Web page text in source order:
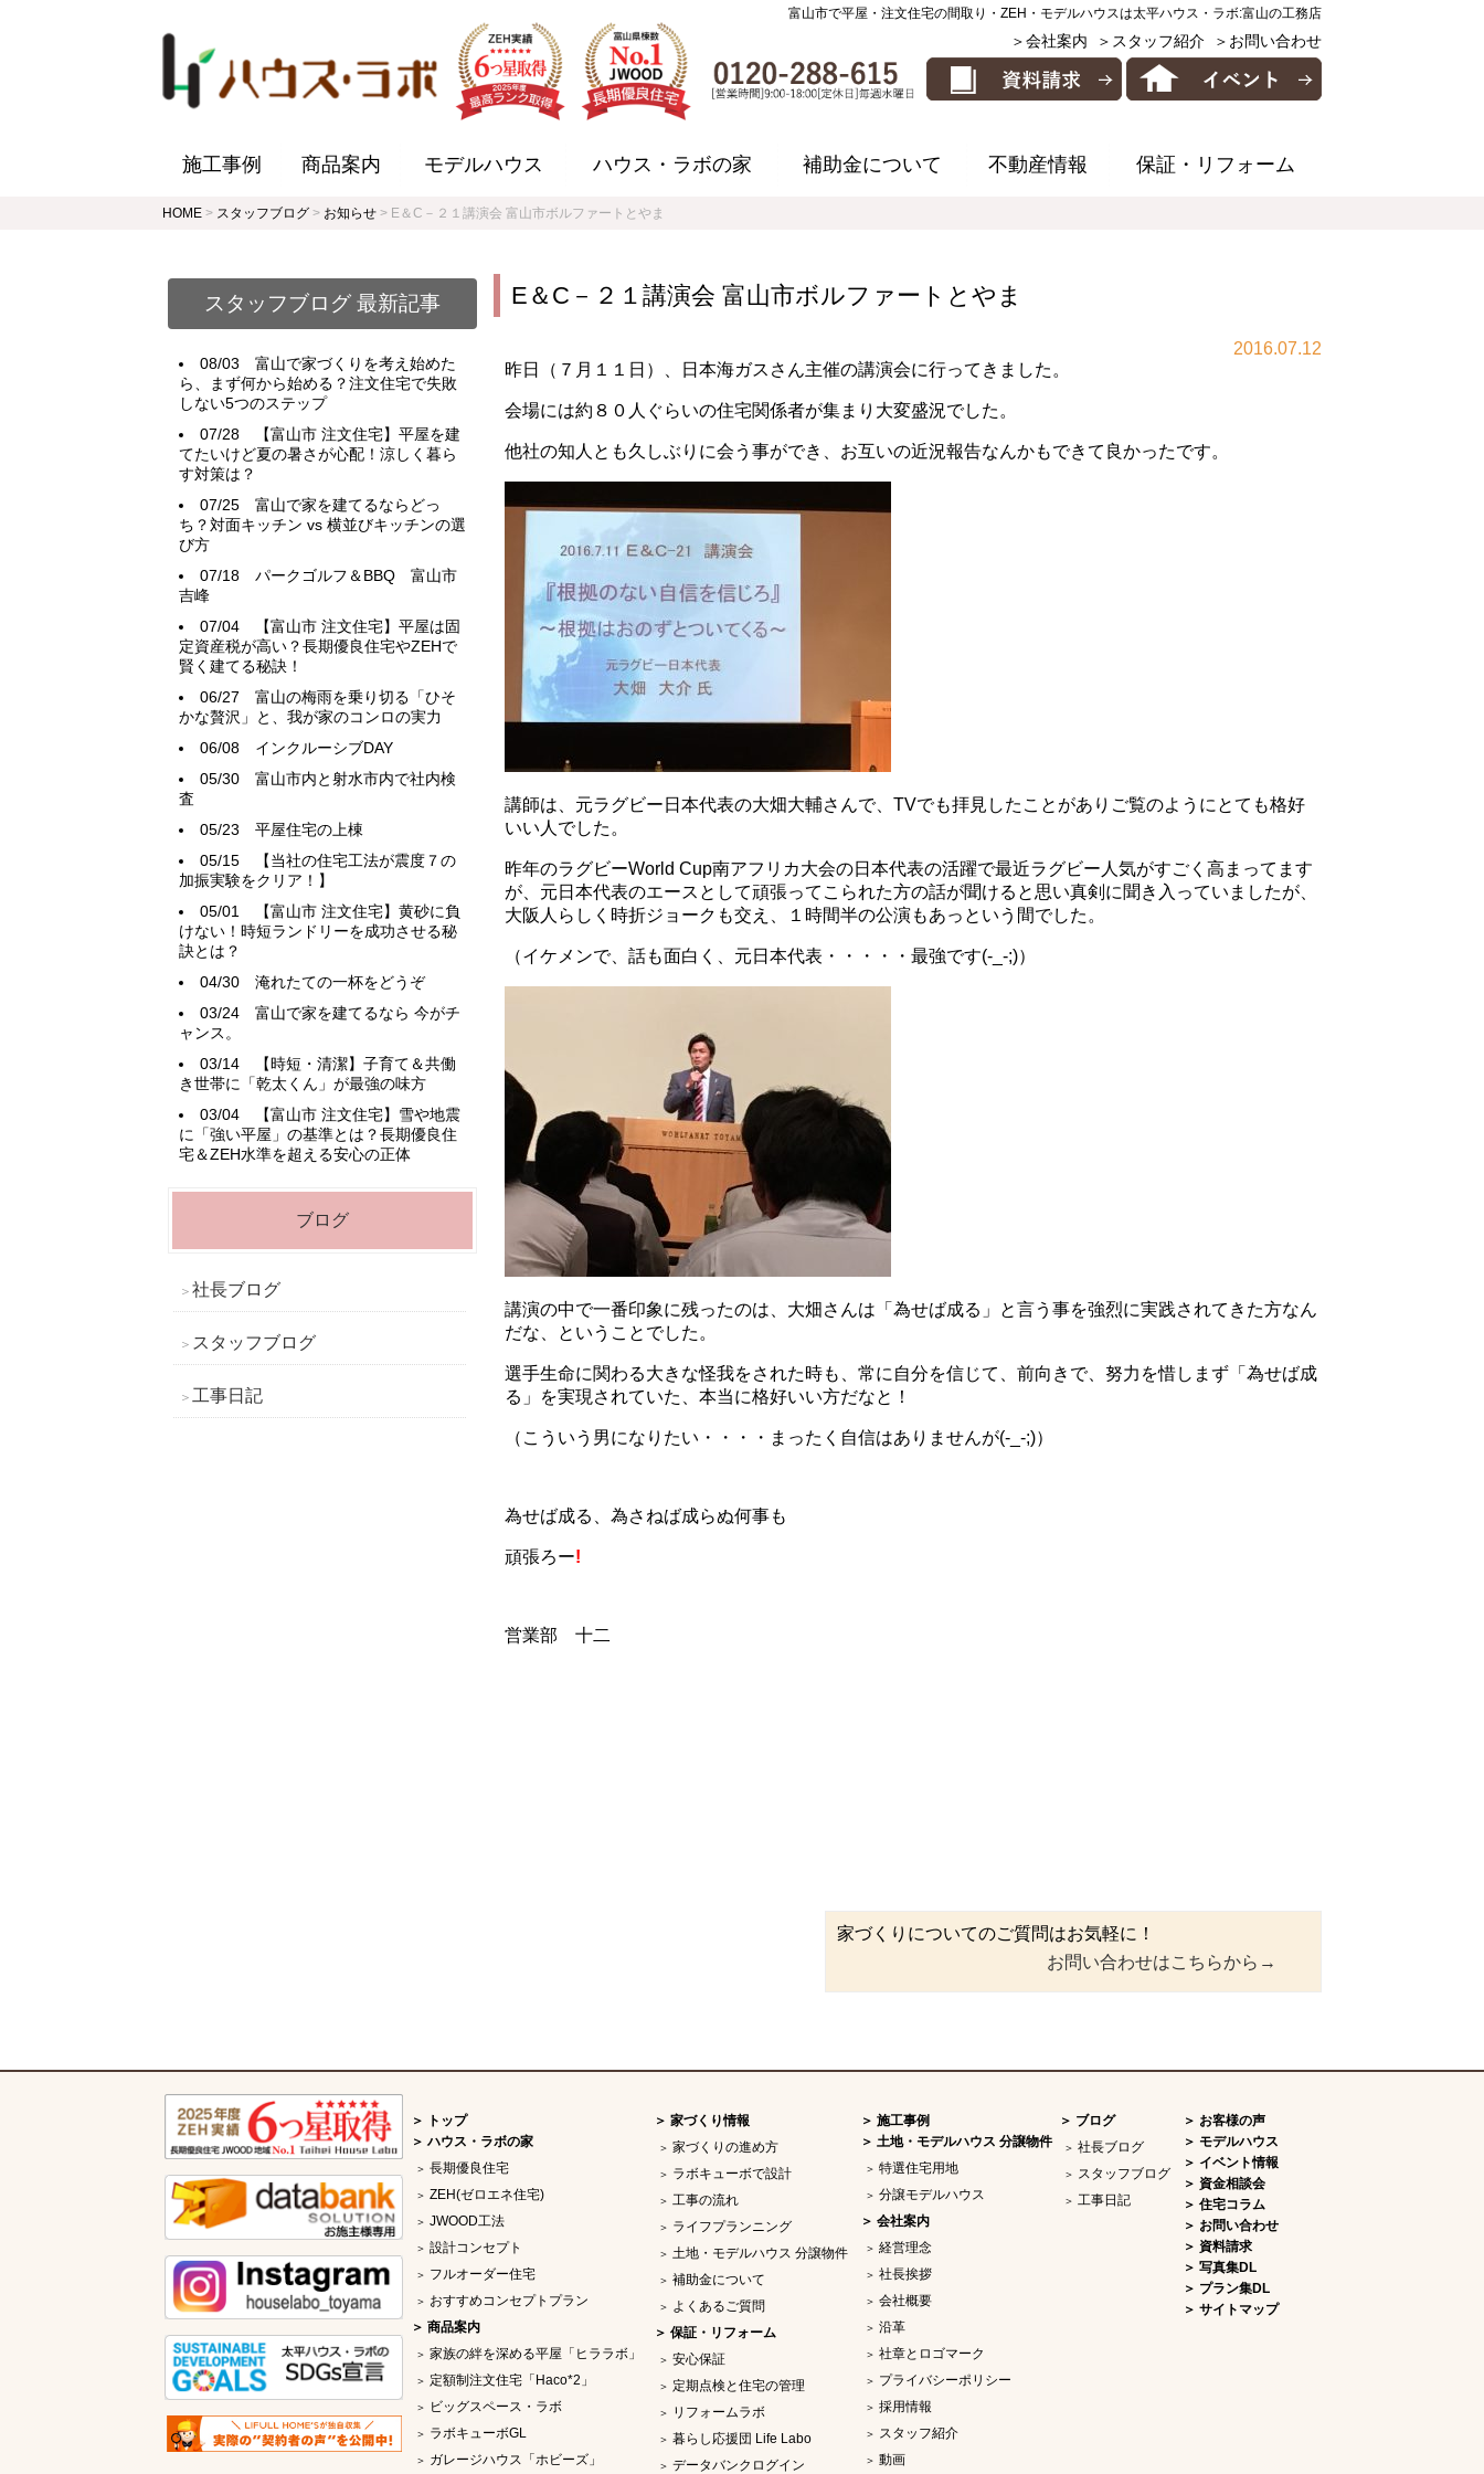
富山市で平屋・注文住宅の間取り・ZEH・モデルハウスは太平ハウス・ラボ:富山の工務店
＞会社案内 ＞スタッフ紹介 ＞お問い合わせ
施工事例 商品案内 モデルハウス ハウス・ラボの家 補助金について 不動産情報 保証・リフォーム
HOME > スタッフブログ > お知らせ > E＆C－２１講演会 富山市ボルファートとやま
E＆C－２１講演会 富山市ボルファートとやま
2016.07.12
昨日（７月１１日）、日本海ガスさん主催の講演会に行ってきました。
会場には約８０人ぐらいの住宅関係者が集まり大変盛況でした。
他社の知人とも久しぶりに会う事ができ、お互いの近況報告なんかもできて良かったです。
講師は、元ラグビー日本代表の大畑大輔さんで、TVでも拝見したことがありご覧のようにとても格好
いい人でした。
昨年のラグビーWorld Cup南アフリカ大会の日本代表の活躍で最近ラグビー人気がすごく高まってます
が、元日本代表のエースとして頑張ってこられた方の話が聞けると思い真剣に聞き入っていましたが、
大阪人らしく時折ジョークも交え、１時間半の公演もあっという間でした。
（イケメンで、話も面白く、元日本代表・・・・・最強です(-_-;)）
講演の中で一番印象に残ったのは、大畑さんは「為せば成る」と言う事を強烈に実践されてきた方なん
だな、ということでした。
選手生命に関わる大きな怪我をされた時も、常に自分を信じて、前向きで、努力を惜しまず「為せば成
る」を実現されていた、本当に格好いい方だなと！
（こういう男になりたい・・・・まったく自信はありませんが(-_-;)）
為せば成る、為さねば成らぬ何事も
頑張ろー!
営業部 十二
家づくりについてのご質問はお気軽に！
お問い合わせはこちらから→
スタッフブログ 最新記事
08/03 富山で家づくりを考え始めた
ら、まず何から始める？注文住宅で失敗
しない5つのステップ
07/28
【富山市 注文住宅】平屋を建
てたいけど夏の暑さが心配！涼しく暮ら
す対策は？
07/25 富山で家を建てるならどっ
ち？対面キッチン vs 横並びキッチンの選
び方
07/18 パークゴルフ＆BBQ 富山市
吉峰
07/04
【富山市 注文住宅】平屋は固
定資産税が高い？長期優良住宅やZEHで
賢く建てる秘訣！
06/27 富山の梅雨を乗り切る「ひそ
かな贅沢」と、我が家のコンロの実力
06/08 インクルーシブDAY
05/30 富山市内と射水市内で社内検
査
05/23 平屋住宅の上棟
05/15
【当社の住宅工法が震度７の
加振実験をクリア！】
05/01
【富山市 注文住宅】黄砂に負
けない！時短ランドリーを成功させる秘
訣とは？
04/30 淹れたての一杯をどうぞ
03/24 富山で家を建てるなら 今がチ
ャンス。
03/14
【時短・清潔】子育て＆共働
き世帯に「乾太くん」が最強の味方
03/04
【富山市 注文住宅】雪や地震
に「強い平屋」の基準とは？長期優良住
宅＆ZEH水準を超える安心の正体
ブログ
社長ブログ
スタッフブログ
工事日記
トップ
ハウス・ラボの家
長期優良住宅
ZEH(ゼロエネ住宅)
JWOOD工法
設計コンセプト
フルオーダー住宅
おすすめコンセプトプラン
商品案内
家族の絆を深める平屋「ヒララボ」
定額制注文住宅「Haco*2」
ビッグスペース・ラボ
ラボキューボGL
ガレージハウス「ホビーズ」
家づくり情報
家づくりの進め方
ラボキューボで設計
工事の流れ
ライフプランニング
土地・モデルハウス 分譲物件
補助金について
よくあるご質問
保証・リフォーム
安心保証
定期点検と住宅の管理
リフォームラボ
暮らし応援団 Life Labo
データバンクログイン
施工事例
土地・モデルハウス 分譲物件
特選住宅用地
分譲モデルハウス
会社案内
経営理念
社長挨拶
会社概要
沿革
社章とロゴマーク
プライバシーポリシー
採用情報
スタッフ紹介
動画
ブログ
社長ブログ
スタッフブログ
工事日記
お客様の声
モデルハウス
イベント情報
資金相談会
住宅コラム
お問い合わせ
資料請求
写真集DL
プラン集DL
サイトマップ